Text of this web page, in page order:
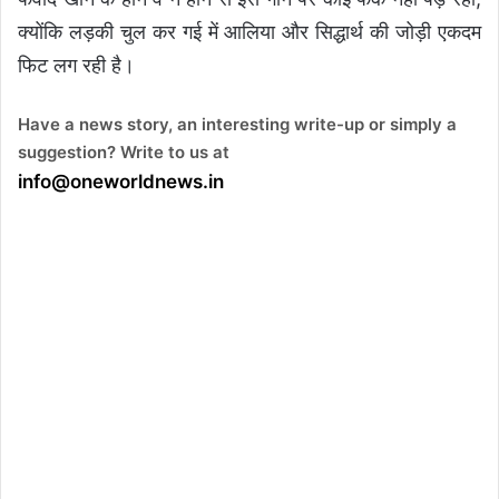
क्योंकि लड़की चुल कर गई में आलिया और सिद्धार्थ की जोड़ी एकदम
फिट लग रही है।
Have a news story, an interesting write-up or simply a
suggestion? Write to us at
info@oneworldnews.in